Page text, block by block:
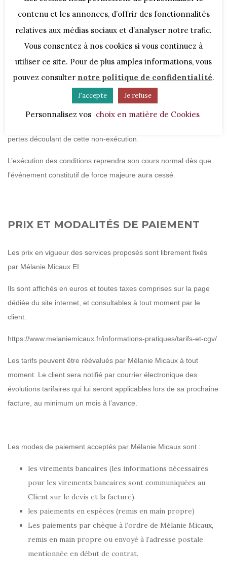
Sont considérées comme des cas de force majeure toutes
et des tribunaux (mais sans s’y limiter).
En cas de force majeure avérée, le partie affectée ne pourra voir
sa responsabilité engagée en raison de la non-exécution des
pertes découlant de cette non-exécution.
L’exécution des conditions reprendra son cours normal dès que
l’événement constitutif de force majeure aura cessé.
PRIX ET MODALITÉS DE PAIEMENT
Les prix en vigueur des services proposés sont librement fixés
par Mélanie Micaux EI.
Ils sont affichés en euros et toutes taxes comprises sur la page
dédiée du site internet, et consultables à tout moment par le
client.
https://www.melaniemicaux.fr/informations-pratiques/tarifs-et-cgv/
Les tarifs peuvent être réévalués par Mélanie Micaux à tout
moment. Le client sera notifié par courrier électronique des
évolutions tarifaires qui lui seront applicables lors de sa prochaine
facture, au minimum un mois à l’avance.
Les modes de paiement acceptés par Mélanie Micaux sont :
les virements bancaires (les informations nécessaires
pour les virements bancaires sont communiquées au
Client sur le devis et la facture).
les paiements en espèces (remis en main propre)
Les paiements par chèque à l’ordre de Mélanie Micaux,
remis en main propre ou envoyé à l’adresse postale
mentionnée en début de contrat.
contenu et les annonces, d’offrir des fonctionnalités
relatives aux médias sociaux et d’analyser notre trafic.
Vous consentez à nos cookies si vous continuez à
utiliser ce site. Pour de plus amples informations, vous
pouvez consulter notre politique de confidentialité.
J'accepte Je refuse
Personnalisez vos choix en matière de Cookies